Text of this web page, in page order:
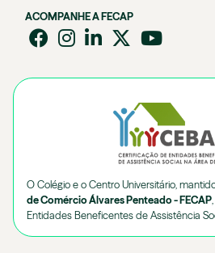
ACOMPANHE A FECAP
O Colégio e o Centro Universitário,
de Comércio Álvares Penteado - FECAP
Entidades Beneficentes de Assistência